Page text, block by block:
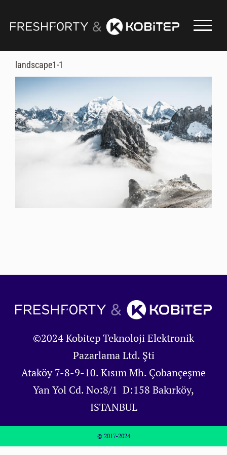
landscape1-1
©2024 Kobitep Teknoloji Elektronik
Pazarlama Ltd. Şti
Ataköy 7-8-9-10. Kısım Mh. Çobançeşme
Yan Yol Cd. No:8/1 D:158 Bakırköy,
ISTANBUL
© 2017-2024